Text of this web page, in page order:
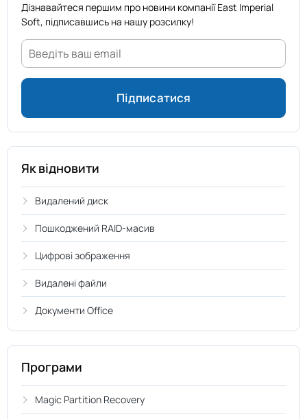
Дізнавайтеся першим про новини компанії East Imperial
Soft, підписавшись на нашу розсилку!
Як відновити
Видалений диск
Пошкоджений RAID-масив
Цифрові зображення
Видалені файли
Документи Office
Програми
Magic Partition Recovery